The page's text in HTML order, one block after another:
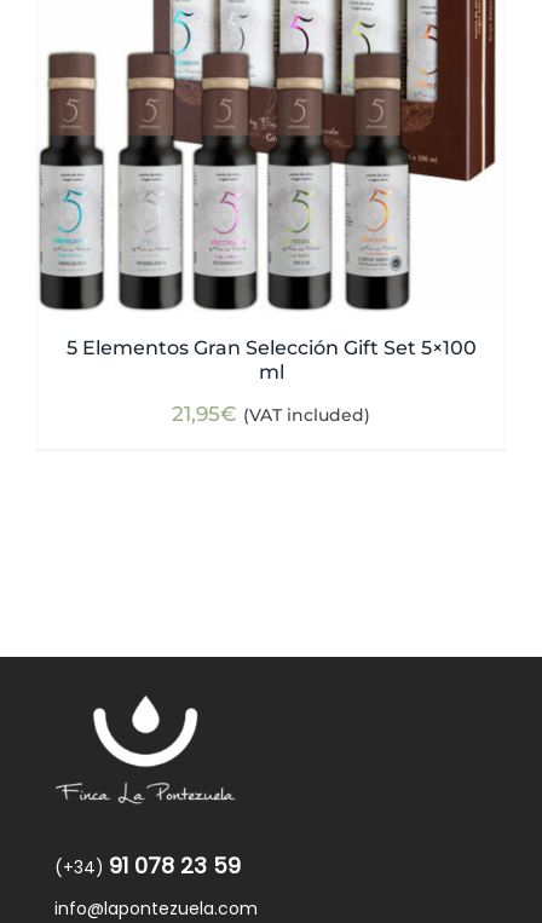
5 Elementos Gran Selección Gift Set 5×100
ml
21,95€ (VAT included)
(+34) 91 078 23 59
info@lapontezuela.com